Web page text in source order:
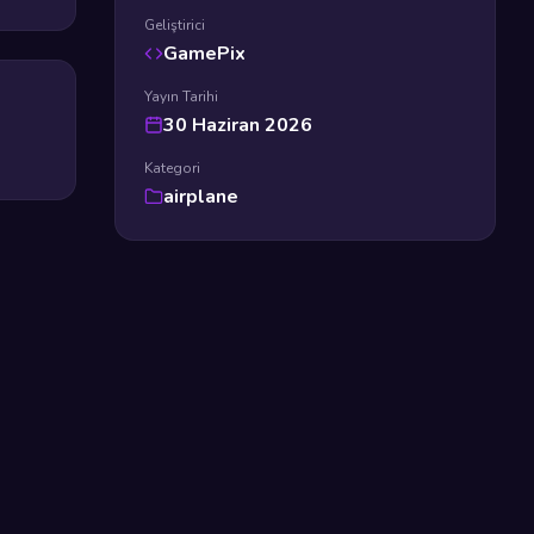
Geliştirici
GamePix
Yayın Tarihi
30 Haziran 2026
Kategori
airplane